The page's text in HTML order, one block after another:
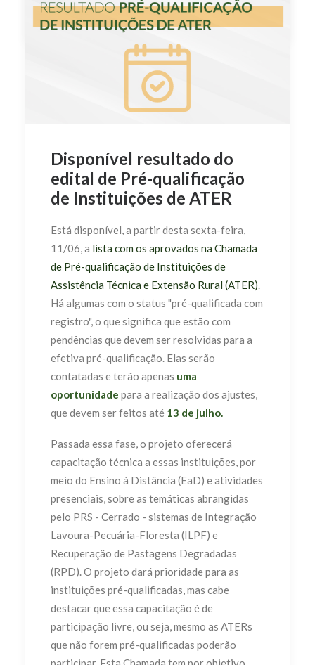
by PRS-Cerrado
Disponível resultado do
edital de Pré-qualificação
de Instituições de ATER
Está disponível, a partir desta sexta-feira,
11/06, a lista com os aprovados na Chamada
de Pré-qualificação de Instituições de
Assistência Técnica e Extensão Rural (ATER).
Há algumas com o status "pré-qualificada com
registro", o que significa que estão com
pendências que devem ser resolvidas para a
efetiva pré-qualificação. Elas serão
contatadas e terão apenas uma
oportunidade para a realização dos ajustes,
que devem ser feitos até 13 de julho.
Passada essa fase, o projeto oferecerá
capacitação técnica a essas instituições, por
meio do Ensino à Distância (EaD) e atividades
presenciais, sobre as temáticas abrangidas
pelo PRS - Cerrado - sistemas de Integração
Lavoura-Pecuária-Floresta (ILPF) e
Recuperação de Pastagens Degradadas
(RPD). O projeto dará prioridade para as
instituições pré-qualificadas, mas cabe
destacar que essa capacitação é de
participação livre, ou seja, mesmo as ATERs
que não forem pré-qualificadas poderão